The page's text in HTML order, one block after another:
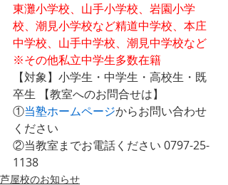
東灘小学校、山手小学校、岩園小学
校、潮見小学校など精道中学校、本庄
中学校、山手中学校、潮見中学校など
※その他私立中学生多数在籍
【対象】小学生・中学生・高校生・既
卒生 【教室へのお問合せは】
①当塾ホームページからお問い合わせ
ください
②当教室までお電話ください 0797-25-
1138
芦屋校のお知らせ